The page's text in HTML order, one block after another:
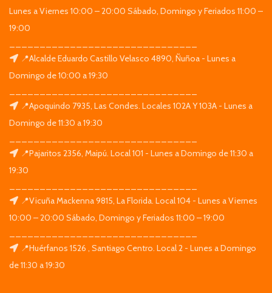
Lunes a Viernes 10:00 – 20:00 Sábado, Domingo y Feriados 11:00 –
19:00
📍Alcalde Eduardo Castillo Velasco 4890, Ñuñoa - Lunes a
Domingo de 10:00 a 19:30
📍Apoquindo 7935, Las Condes. Locales 102A Y 103A - Lunes a
Domingo de 11:30 a 19:30
📍Pajaritos 2356, Maipú. Local 101 - Lunes a Domingo de 11:30 a
19:30
📍Vicuña Mackenna 9815, La Florida. Local 104 - Lunes a Viernes
10:00 – 20:00 Sábado, Domingo y Feriados 11:00 – 19:00
📍Huérfanos 1526 , Santiago Centro. Local 2 - Lunes a Domingo
de 11:30 a 19:30